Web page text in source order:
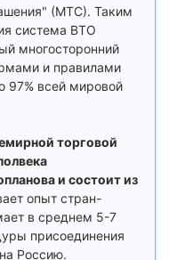
(МТС). Таким
система ВТО
многосторонний
и правилами
97% всей мировой
торговой
и состоит из
опыт стран-
в среднем 5-7
присоединения
Россию.